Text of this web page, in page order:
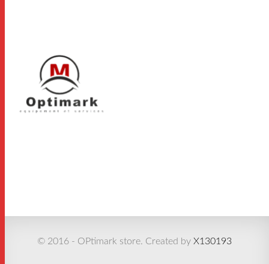
© 2016 - OPtimark store. Created by X130193